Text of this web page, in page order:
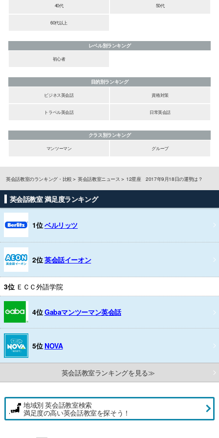
40代 50代
60代以上
レベル別ランキング
初心者
目的別ランキング
ビジネス英会話
資格対策
トラベル英会話 日常英会話
クラス別ランキング
マンツーマン
グループ
英会話教室のランキング・比較 英会話教室ニュース 12星座 2017年9月18日の運勢は？
英会話教室 満足度ランキング
1位ベルリッツ
2位英会話イーオン
3位 ＥＣＣ外語学院
4位Gabaマンツーマン英会話
5位 NOVA
英会話教室ランキングを見る≫
地域別 英会話教室検索
満足度の高い英会話教室を探そう！